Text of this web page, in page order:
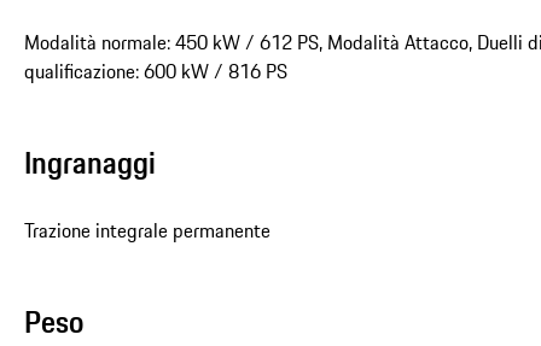
Modalità normale: 450 kW / 612 PS, Modalità Attacco, Duelli
qualificazione: 600 kW / 816 PS
Ingranaggi
Trazione integrale permanente
Peso